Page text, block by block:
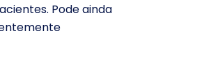
Pode ainda